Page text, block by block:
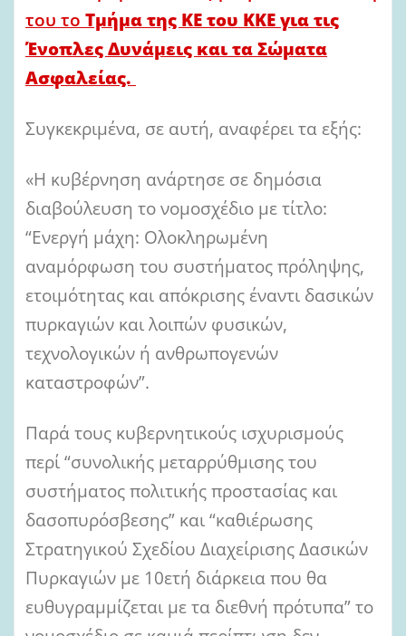
του το Τμήμα της ΚΕ του ΚΚΕγια τις
Ένοπλες Δυνάμεις και τα Σώματα
Ασφαλείας.
Συγκεκριμένα, σε αυτή, αναφέρει τα εξής:
«Η κυβέρνηση ανάρτησε σε δημόσια
διαβούλευση το νομοσχέδιο με τίτλο:
“Ενεργή μάχη: Ολοκληρωμένη
αναμόρφωση του συστήματος πρόληψης,
ετοιμότητας και απόκρισης έναντι δασικών
πυρκαγιών και λοιπών φυσικών,
τεχνολογικών ή ανθρωπογενών
καταστροφών”.
Παρά τους κυβερνητικούς ισχυρισμούς
περί “συνολικής μεταρρύθμισης του
συστήματος πολιτικής προστασίας και
δασοπυρόσβεσης” και “καθιέρωσης
Στρατηγικού Σχεδίου Διαχείρισης Δασικών
Πυρκαγιών με 10ετή διάρκεια που θα
ευθυγραμμίζεται με τα διεθνή πρότυπα” το